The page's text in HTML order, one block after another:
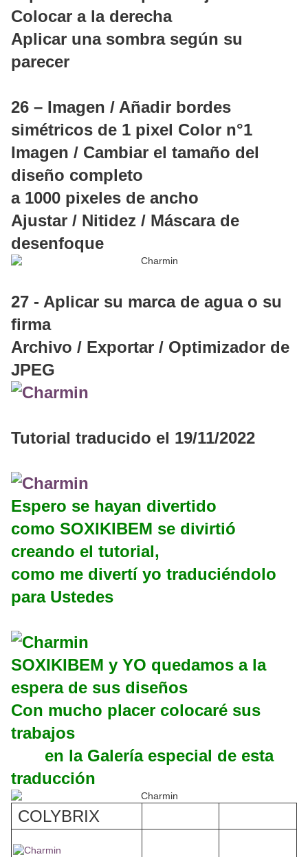
Colocar a la derecha
Aplicar una sombra según su
parecer
26 – Imagen / Añadir bordes
simétricos de 1 pixel Color n°1
Imagen / Cambiar el tamaño del
diseño completo
a 1000 pixeles de ancho
Ajustar / Nitidez / Máscara de
desenfoque
27 - Aplicar su marca de agua o su
firma
Archivo / Exportar / Optimizador de
JPEG
Tutorial traducido el 19/11/2022
Espero se hayan divertido
como SOXIKIBEM se divirtió
creando el tutorial,
como me divertí yo traduciéndolo
para Ustedes
SOXIKIBEM y YO quedamos a la
espera de sus diseños
Con mucho placer colocaré sus
trabajos
en la Galería especial de esta
traducción
COLYBRIX